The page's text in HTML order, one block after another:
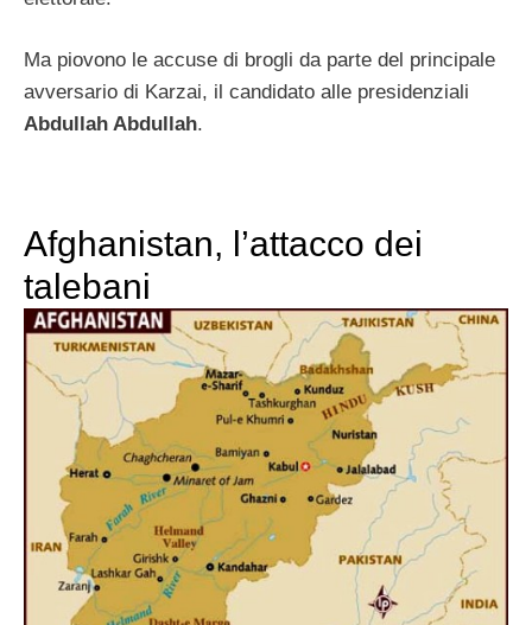
Ma piovono le accuse di brogli da parte del principale
avversario di Karzai, il candidato alle presidenziali
Abdullah Abdullah.
Afghanistan, l’attacco dei
talebani